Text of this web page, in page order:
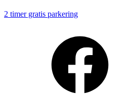
2 timer gratis parkering